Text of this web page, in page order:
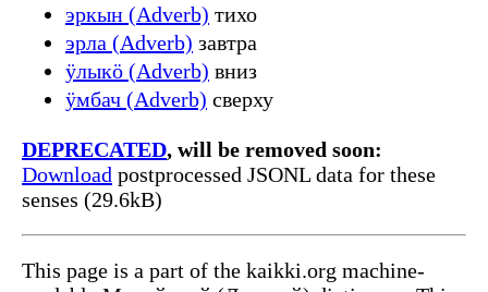
эркын (Adverb) тихо
эрла (Adverb) завтра
ӱлыкӧ (Adverb) вниз
ӱмбач (Adverb) сверху
DEPRECATED, will be removed soon:
Download postprocessed JSONL data for these
senses (29.6kB)
This page is a part of the kaikki.org machine-